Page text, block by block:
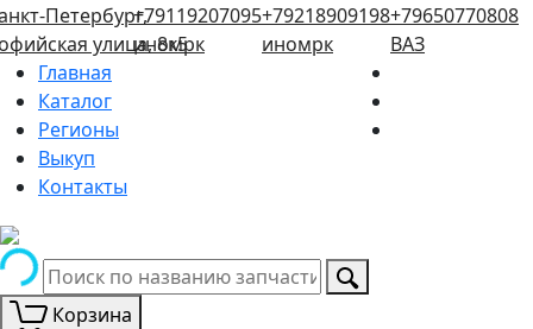
Петербург,
улица, 8к5
+79119207095
иномрк
+79218909198
иномрк
+79650770808
ВАЗ
Главная
Каталог
Регионы
Выкуп
Контакты
Корзина